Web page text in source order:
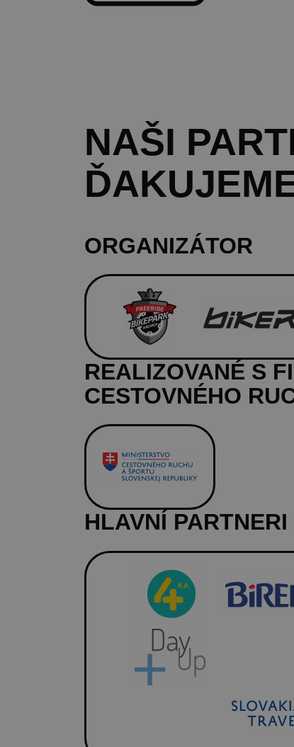
NAŠI
ORGANIZÁTOR
REALIZOVANÉ S
CESTOVNÉHO
HLAVNÍ PARTNERI